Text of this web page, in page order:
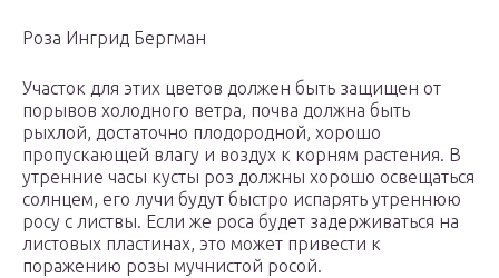
Роза Ингрид Бергман
Участок для этих цветов должен быть защищен от
порывов холодного ветра, почва должна быть
рыхлой, достаточно плодородной, хорошо
пропускающей влагу и воздух к корням растения. В
утренние часы кусты роз должны хорошо освещаться
солнцем, его лучи будут быстро испарять утреннюю
росу с листвы. Если же роса будет задерживаться на
листовых пластинах, это может привести к
поражению розы мучнистой росой.